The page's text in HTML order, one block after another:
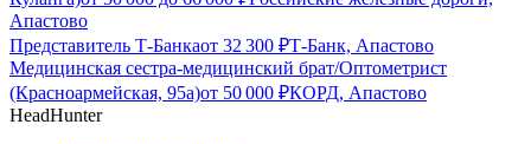
Апастово
Представитель Т-Банкаот 32 300 ₽Т-Банк, Апастово
Медицинская сестра-медицинский брат/Оптометрист
(Красноармейская, 95а)от 50 000 ₽КОРД, Апастово
HeadHunter